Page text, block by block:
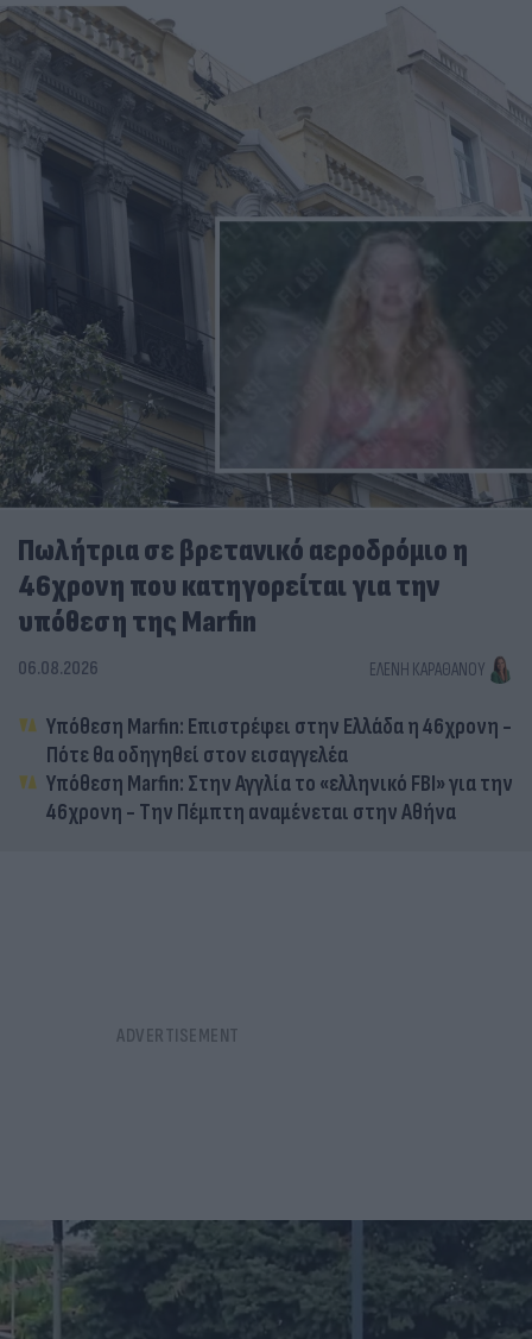
Πωλήτρια σε βρετανικό αεροδρόμιο η
46χρονη που κατηγορείται για την
υπόθεση της Marfin
06.08.2026 ΕΛΈΝΗ ΚΑΡΑΘΆΝΟΥ
Υπόθεση Marfin: Επιστρέφει στην Ελλάδα η 46χρονη -
Πότε θα οδηγηθεί στον εισαγγελέα
Υπόθεση Marfin: Στην Αγγλία το «ελληνικό FBI» για την
46χρονη - Την Πέμπτη αναμένεται στην Αθήνα